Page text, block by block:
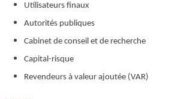
Utilisateurs finaux
Autorités publiques
Cabinet de conseil et de recherche
Capital-risque
Revendeurs à valeur ajoutée (VAR)